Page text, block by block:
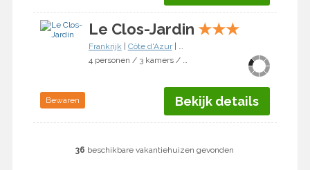
Le Clos-Jardin ★★★
Frankrijk Côte d'Azur| Bormes-les-Mimosas
4 personen / 3 kamers / 2 slaapkamers
Bewaren Bekijk details
36 beschikbare vakantiehuizen gevonden